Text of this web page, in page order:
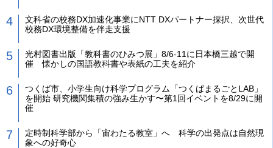
文科省の校務DX加速化事業にNTT DXパートナー採択、次世代
校務DX環境整備を伴走支援
光村図書出版「教科書のひみつ展」8/6-11に日本橋三越で開
催 懐かしの国語教科書や表紙の工夫を紹介
つくば市、小学生向け科学プログラム「つくばまるごとLAB」
を開始 研究機関集積の強み生かす〜第1回イベントを8/29に開
催
定時制科学部から「宙わたる教室」へ 科学の出発点は自然現
象への好奇心